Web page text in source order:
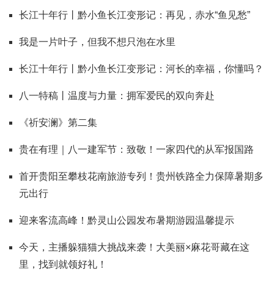
长江十年行丨黔小鱼长江变形记：再见，赤水“鱼见愁”
我是一片叶子，但我不想只泡在水里
长江十年行丨黔小鱼长江变形记：河长的幸福，你懂吗？
八一特稿丨温度与力量：拥军爱民的双向奔赴
《祈安澜》第二集
贵在有理｜八一建军节：致敬！一家四代的从军报国路
首开贵阳至攀枝花南旅游专列！贵州铁路全力保障暑期多
元出行
迎来客流高峰！黔灵山公园发布暑期游园温馨提示
今天，主播躲猫猫大挑战来袭！大美丽×麻花哥藏在这
里，找到就领好礼！